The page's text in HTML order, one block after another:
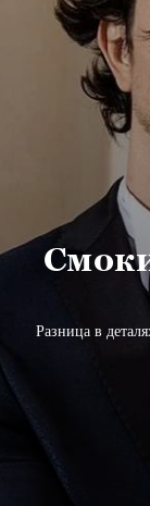
Разница в